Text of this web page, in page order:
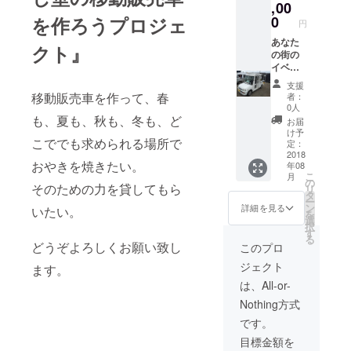
を作ろうプロジェ
クト』
移動販売車を作って、春
も、夏も、秋も、冬も、ど
こででも求められる場所で
おやきを焼きたい。
そのための力を貸してもら
いたい。
どうぞよろしくお願い致し
ます。
ますがあら
かじめご了
承下さい。
----------------
----------------
----------------
どうぞよろ
しく♪
をお送
りしま
す。 そ
れをお
店に持
参する
といつ
でも
８％お
値引き
しま
す！！
いつで
もです
よ！
持って
いる限
りずっ
とで
す！
,00
0 円
あなた
の街の
イベン
トに行
きおや
きを焼
かせて
頂きま
す！ ス
ジュー
ルが合
えば、
道内外
問わ
ず、皆
さんの
ご支援
で出来
た移動
販売車
で走っ
支援
者：
0人
お届
け予
定：
2018
年08
月
詳細を見る
こ
の
リ
タ
ー
ン
を
選
択
す
る
このプロ
ジェクト
は、All-or-
Nothing方式
です。
目標金額を